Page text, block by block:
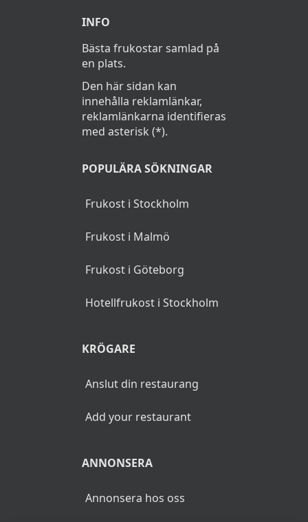
INFO
Bästa frukostar samlad på
en plats.
Den här sidan kan
innehålla reklamlänkar,
reklamlänkarna identifieras
med asterisk (*).
POPULÄRA SÖKNINGAR
Frukost i Stockholm
Frukost i Malmö
Frukost i Göteborg
Hotellfrukost i Stockholm
KRÖGARE
Anslut din restaurang
Add your restaurant
ANNONSERA
Annonsera hos oss